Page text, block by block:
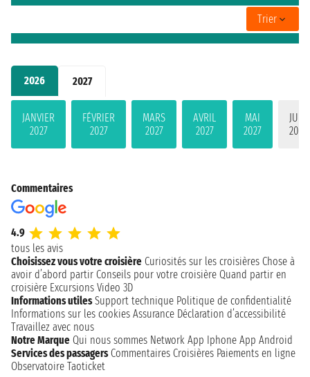
2026 2027
JANVIER
2027
FÉVRIER
2027
MARS
2027
AVRIL
2027
MAI
2027
JUIN
2027
Trier
Commentaires
4.9
tous les avis
Choisissez vous votre croisière Curiosités sur les croisières Chose à
avoir d’abord partir Conseils pour votre croisière Quand partir en
croisière Excursions Video 3D
Informations utiles Support technique Politique de confidentialité
Informations sur les cookies Assurance Déclaration d’accessibilité
Travaillez avec nous
Notre Marque Qui nous sommes Network App Iphone App Android
Services des passagers Commentaires Croisières Paiements en ligne
Observatoire Taoticket